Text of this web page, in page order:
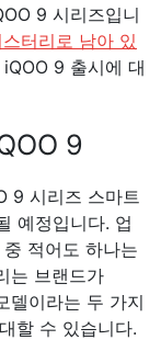
9 시리즈입니
터리로 남아 있
9 출시에 대
9
9 시리즈 스마트
예정입니다. 업
적어도 하나는
는 브랜드가
델이라는 두 가지
할 수 있습니다.